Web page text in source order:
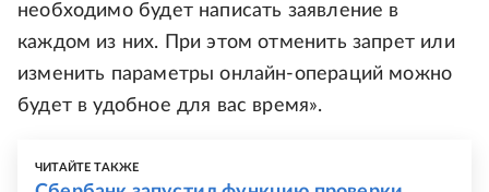
необходимо будет написать заявление в
каждом из них. При этом отменить запрет или
изменить параметры онлайн-операций можно
будет в удобное для вас время».
ЧИТАЙТЕ ТАКЖЕ